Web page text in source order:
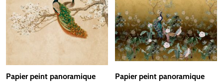
Papier peint panoramique
Papier peint panoramique